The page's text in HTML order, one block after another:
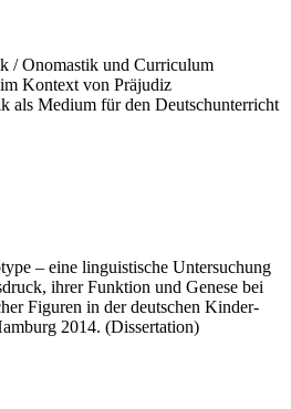
/ Onomastik und Curriculum
Kontext von Präjudiz
als Medium für den Deutschunterricht
– eine linguistische Untersuchung
ihrer Funktion und Genese bei
Figuren in der deutschen Kinder-
2014. (Dissertation)